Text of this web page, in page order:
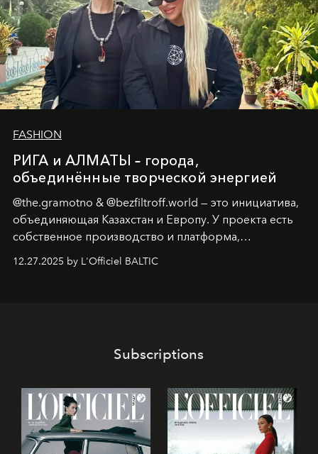
FASHION
РИГА и АЛМАТЫ – города,
объединённые творческой энергией
@the.gramotno & @bezfiltroff.world — это инициатива,
объединяющая Казахстан и Европу. У проекта есть
собственное производство и платформа,
предоставляющая возможности, поддержку и
решения для дизайнеров и молодых брендов.
12.27.2025 by L'Officiel BALTIC
Subscriptions